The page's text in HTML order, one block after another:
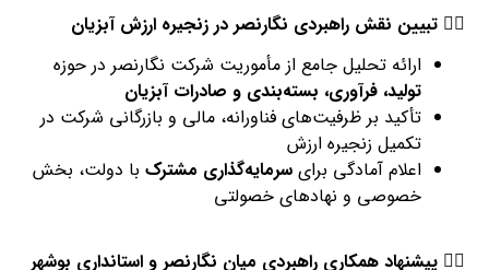
۱️⃣ تبیین نقش راهبردی نگارنصر در زنجیره ارزش آبزیان
ارائه تحلیل جامع از مأموریت شرکت نگارنصر در حوزه
تولید، فرآوری، بسته‌بندی و صادرات آبزیان
تأکید بر ظرفیت‌های فناورانه، مالی و بازرگانی شرکت در
تکمیل زنجیره ارزش
اعلام آمادگی برایسرمایه‌گذاری مشترک با دولت، بخش
خصوصی و نهادهای خصولتی
۲️⃣ پیشنهاد همکاری راهبردی میان نگارنصر و استانداری بوشهر